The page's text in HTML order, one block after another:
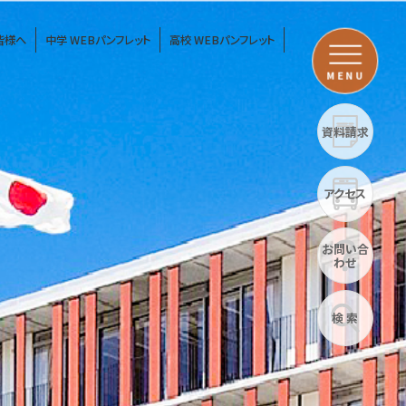
様へ 中学 WEBパンフレット 高校 WEBパンフレット
MENU
資料請求
アクセス
お問い合
わせ
検 索